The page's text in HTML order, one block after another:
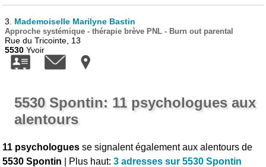
3. Mademoiselle Marilyne Bastin
Approche systémique - thérapie brève PNL - Burn out parental
Rue du Tricointe, 13
5530 Yvoir
5530 Spontin: 11 psychologues aux
alentours
11 psychologues se signalent également aux alentours de
5530 Spontin | Plus haut:3 adresses sur 5530 Spontin